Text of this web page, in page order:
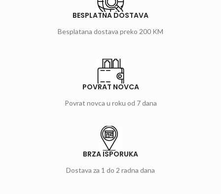
BESPLATNA DOSTAVA
Besplatana dostava preko 200 KM
POVRAT NOVCA
Povrat novca u roku od 7 dana
BRZA ISPORUKA
Dostava za 1 do 2 radna dana